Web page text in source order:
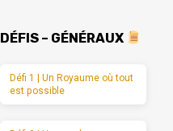
DÉFIS – GÉNÉRAUX
Défi 1 | Un Royaume où tout
est possible